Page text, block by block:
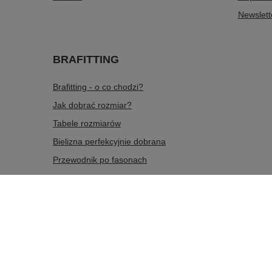
BRAFITTING
Brafitting - o co chodzi?
Jak dobrać rozmiar?
Tabele rozmiarów
Bielizna perfekcyjnie dobrana
Przewodnik po fasonach